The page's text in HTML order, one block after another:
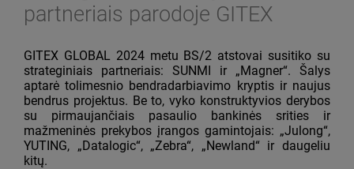
partneriais parodoje GITEX
GITEX GLOBAL 2024 metu BS/2 atstovai susitiko su
strateginiais partneriais: SUNMI ir „Magner“. Šalys
aptarė tolimesnio bendradarbiavimo kryptis ir naujus
bendrus projektus. Be to, vyko konstruktyvios derybos
su pirmaujančiais pasaulio bankinės srities ir
mažmeninės prekybos įrangos gamintojais: „Julong“,
YUTING, „Datalogic“, „Zebra“, „Newland“ ir daugeliu
kitų.